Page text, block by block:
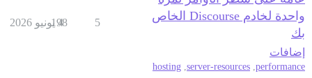
واحدة لخادم Discourse الخاص
بك
إضافات
performance
,
server-resources
,
hosting
5
198
4 يونيو 2026